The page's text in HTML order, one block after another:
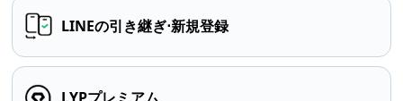
LINEの引き継ぎ⋅新規登録